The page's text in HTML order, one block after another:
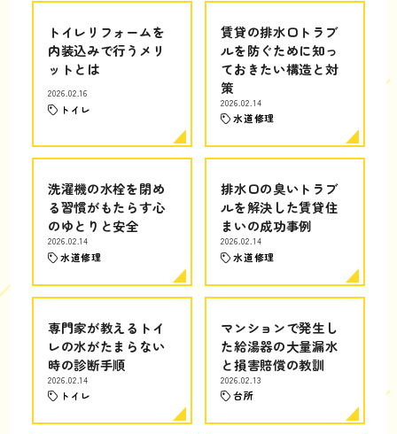
トイレリフォームを
内装込みで行うメリ
ットとは
2026.02.16
トイレ
賃貸の排水口トラブ
ルを防ぐために知っ
ておきたい構造と対
策
2026.02.14
水道修理
洗濯機の水栓を閉め
る習慣がもたらす心
のゆとりと安全
2026.02.14
水道修理
排水口の臭いトラブ
ルを解決した賃貸住
まいの成功事例
2026.02.14
水道修理
専門家が教えるトイ
レの水がたまらない
時の診断手順
2026.02.14
トイレ
マンションで発生し
た給湯器の大量漏水
と損害賠償の教訓
2026.02.13
台所